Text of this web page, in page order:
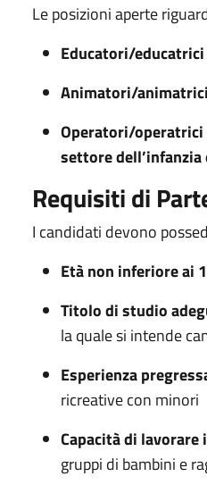
Le posizioni aperte
Educatori/
Animatori/
Operatori/operatrici
settore dell’infanzia
Requisiti di
I candidati devono
Età non inferiore ai
Titolo di studio
la quale si intende
Esperienza
ricreative con minori
Capacità di lavorare
gruppi di bambini e